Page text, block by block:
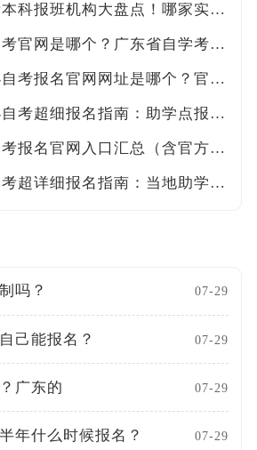
2026全国自考本科报班机构大盘点！哪家实力最强？附避坑挑选指南
2026广东小自考官网是哪个？广东省自学考试管理系统+助学点查找方法全汇总！一文搞定
2026年广东小自考报名官网网址是哪个？官方系统+正规助学点名单一览！！附报名路径
2026年深圳小自考超细报名指南：助学点报名入口+学费标准+统考校考时间详解！附流程
2026广东小自考报名官网入口汇总（含官方助学点、院校专业及学费明细）！一文搞定
2026广东小自考超详细报名指南：当地助学点+报考流程+费用全汇总！附校考时间安排
吗？ 07-29
己能报名？ 07-29
广东的 07-29
年什么时候报名？ 07-29